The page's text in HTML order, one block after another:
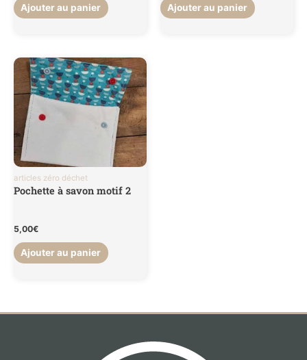
Ajouter au panier Ajouter au panier
articles zéro déchet
Pochette à savon motif 2
5,00€
Ajouter au panier